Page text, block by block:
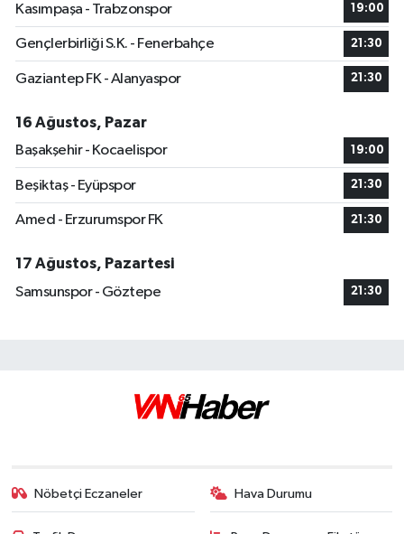
Kasımpaşa - Trabzonspor 19:00
Gençlerbirliği S.K. - Fenerbahçe 21:30
Gaziantep FK - Alanyaspor 21:30
16 Ağustos, Pazar
Başakşehir - Kocaelispor
19:00
Beşiktaş - Eyüpspor 21:30
Amed - Erzurumspor FK 21:30
17 Ağustos, Pazartesi
Samsunspor - Göztepe
21:30
Nöbetçi Eczaneler Hava Durumu